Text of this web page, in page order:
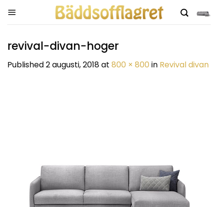
revival-divan-hoger
Published2 augusti, 2018at 800 × 800 in Revival divan